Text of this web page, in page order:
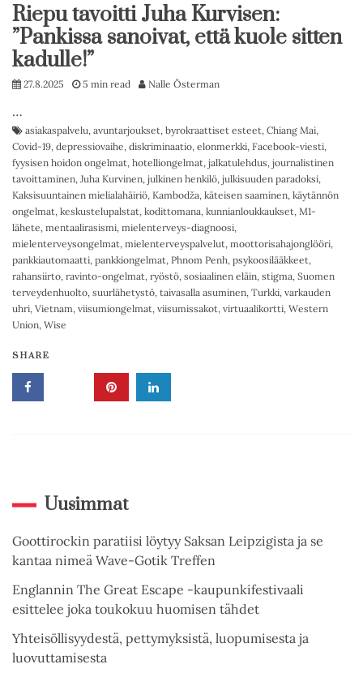
Riepu tavoitti Juha Kurvisen:
”Pankissa sanoivat, että kuole sitten
kadulle!”
27.8.2025 5 min read Nalle Österman
…
asiakaspalvelu, avuntarjoukset, byrokraattiset esteet, Chiang Mai,
Covid-19, depressiovaihe, diskriminaatio, elonmerkki, Facebook-viesti,
fyysisen hoidon ongelmat, hotelliongelmat, jalkatulehdus, journalistinen
tavoittaminen, Juha Kurvinen, julkinen henkilö, julkisuuden paradoksi,
Kaksisuuntainen mielialahäiriö, Kambodža, käteisen saaminen, käytännön
ongelmat, keskustelupalstat, kodittomana, kunnianloukkaukset, M1-
lähete, mentaalirasismi, mielenterveys-diagnoosi,
mielenterveysongelmat, mielenterveyspalvelut, moottorisahajonglööri,
pankkiautomaatti, pankkiongelmat, Phnom Penh, psykoosilääkkeet,
rahansiirto, ravinto-ongelmat, ryöstö, sosiaalinen eläin, stigma, Suomen
terveydenhuolto, suurlähetystö, taivasalla asuminen, Turkki, varkauden
uhri, Vietnam, viisumiongelmat, viisumissakot, virtuaalikortti, Western
Union, Wise
SHARE
Uusimmat
Goottirockin paratiisi löytyy Saksan Leipzigista ja se
kantaa nimeä Wave-Gotik Treffen
Englannin The Great Escape -kaupunkifestivaali
esittelee joka toukokuu huomisen tähdet
Yhteisöllisyydestä, pettymyksistä, luopumisesta ja
luovuttamisesta